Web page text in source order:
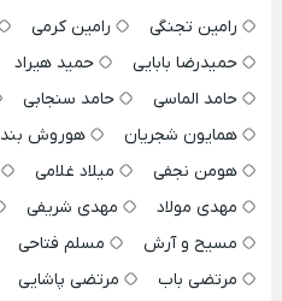
رامین تجنگی
رامین کرمی
حمیدرضا بابایی
حمید هیراد
حامد الماسی
حامد سنجابی
همایون شجریان
هوروش بند
هومن نجفی
میلاد غلامی
مهدی مولاد
مهدی شریفی
مسیح و آرش
مسلم فتاحی
مرتضی باب
مرتضی پاشایی